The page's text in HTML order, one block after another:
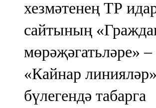
хезмәтенең ТР
сайтының
мөрәҗәгатьләре» –
«Кайнар линияләр»
бүлегендә табарга